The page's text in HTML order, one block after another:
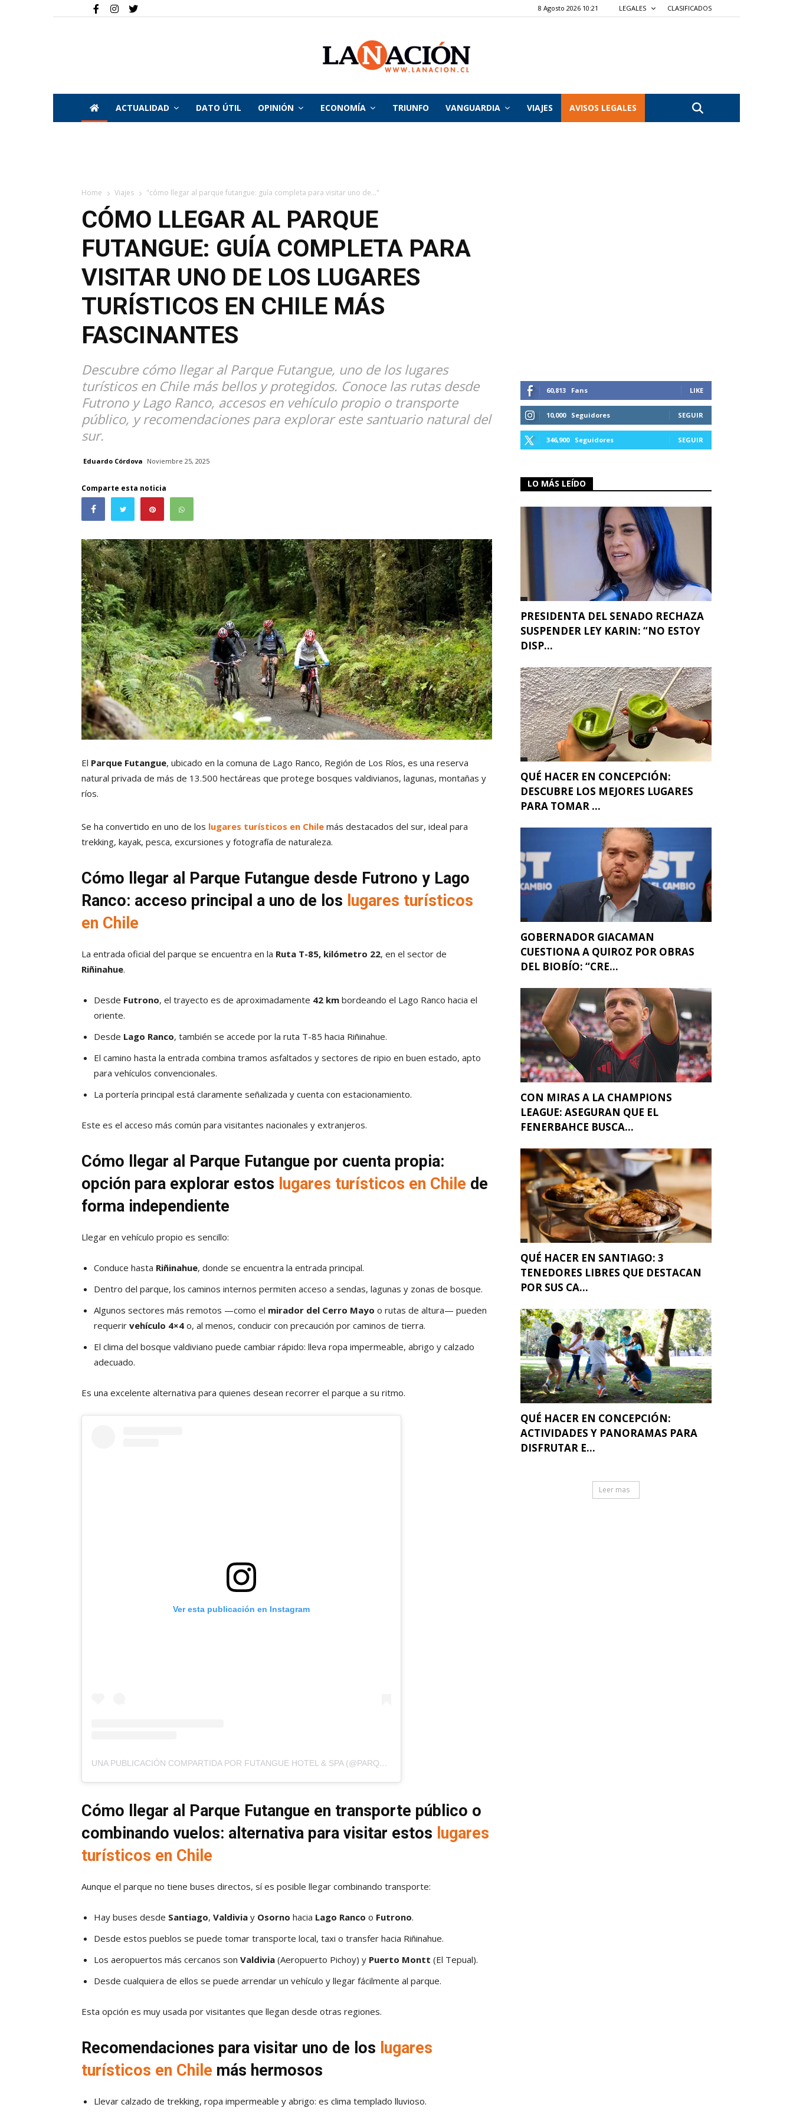
8 Agosto 2026 10:21 LEGALES CLASIFICADOS
La
ACTUALIDAD DATO ÚTIL OPINIÓN ECONOMÍA TRIUNFO VANGUARDIA VIAJES AVISOS LEGALES
Home Viajes "cómo llegar al parque futangue: guía completa para visitar uno de..."
CÓMO LLEGAR AL PARQUE
FUTANGUE: GUÍA COMPLETA PARA
VISITAR UNO DE LOS LUGARES
TURÍSTICOS EN CHILE MÁS
FASCINANTES
Descubre cómo llegar al Parque Futangue, uno de los lugares
turísticos en Chile más bellos y protegidos. Conoce las rutas desde
Futrono y Lago Ranco, accesos en vehículo propio o transporte
público, y recomendaciones para explorar este santuario natural del
sur.
Eduardo Córdova Noviembre 25, 2025
Comparte esta noticia
El Parque Futangue, ubicado en la comuna de Lago Ranco, Región de Los Ríos, es una reserva
natural privada de más de 13.500 hectáreas que protege bosques valdivianos, lagunas, montañas y
ríos.
Se ha convertido en uno de los lugares turísticos en Chile más destacados del sur, ideal para
trekking, kayak, pesca, excursiones y fotografía de naturaleza.
Cómo llegar al Parque Futangue desde Futrono y Lago
Ranco: acceso principal a uno de los lugares turísticos
en Chile
La entrada oficial del parque se encuentra en la Ruta T-85, kilómetro 22, en el sector de
Riñinahue.
Desde Futrono, el trayecto es de aproximadamente 42 km bordeando el Lago Ranco hacia el
oriente.
Desde Lago Ranco, también se accede por la ruta T-85 hacia Riñinahue.
El camino hasta la entrada combina tramos asfaltados y sectores de ripio en buen estado, apto
para vehículos convencionales.
La portería principal está claramente señalizada y cuenta con estacionamiento.
Este es el acceso más común para visitantes nacionales y extranjeros.
Cómo llegar al Parque Futangue por cuenta propia:
opción para explorar estos lugares turísticos en Chile de
forma independiente
Llegar en vehículo propio es sencillo:
Conduce hasta Riñinahue, donde se encuentra la entrada principal.
Dentro del parque, los caminos internos permiten acceso a sendas, lagunas y zonas de bosque.
Algunos sectores más remotos —como el mirador del Cerro Mayo o rutas de altura— pueden
requerir vehículo 4×4 o, al menos, conducir con precaución por caminos de tierra.
El clima del bosque valdiviano puede cambiar rápido: lleva ropa impermeable, abrigo y calzado
adecuado.
Es una excelente alternativa para quienes desean recorrer el parque a su ritmo.
Ver esta publicación en Instagram
UNA PUBLICACIÓN COMPARTIDA POR FUTANGUE HOTEL & SPA (@PARQUEFUTANGUE)
Cómo llegar al Parque Futangue en transporte público o
combinando vuelos: alternativa para visitar estos lugares
turísticos en Chile
Aunque el parque no tiene buses directos, sí es posible llegar combinando transporte:
Hay buses desde Santiago, Valdivia y Osorno hacia Lago Ranco o Futrono.
Desde estos pueblos se puede tomar transporte local, taxi o transfer hacia Riñinahue.
Los aeropuertos más cercanos son Valdivia (Aeropuerto Pichoy) y Puerto Montt (El Tepual).
Desde cualquiera de ellos se puede arrendar un vehículo y llegar fácilmente al parque.
Esta opción es muy usada por visitantes que llegan desde otras regiones.
Recomendaciones para visitar uno de los lugares
turísticos en Chile más hermosos
Llevar calzado de trekking, ropa impermeable y abrigo: es clima templado lluvioso.
60,813 Fans LIKE
10,000 Seguidores SEGUIR
346,900 Seguidores SEGUIR
LO MÁS LEÍDO
PRESIDENTA DEL SENADO RECHAZA
SUSPENDER LEY KARIN: “NO ESTOY
DISP...
QUÉ HACER EN CONCEPCIÓN:
DESCUBRE LOS MEJORES LUGARES
PARA TOMAR ...
GOBERNADOR GIACAMAN
CUESTIONA A QUIROZ POR OBRAS
DEL BIOBÍO: “CRE...
CON MIRAS A LA CHAMPIONS
LEAGUE: ASEGURAN QUE EL
FENERBAHCE BUSCA...
QUÉ HACER EN SANTIAGO: 3
TENEDORES LIBRES QUE DESTACAN
POR SUS CA...
QUÉ HACER EN CONCEPCIÓN:
ACTIVIDADES Y PANORAMAS PARA
DISFRUTAR E...
Leer mas